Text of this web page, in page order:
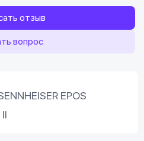
отзыв
вопрос
EPOS